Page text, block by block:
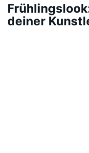
deiner